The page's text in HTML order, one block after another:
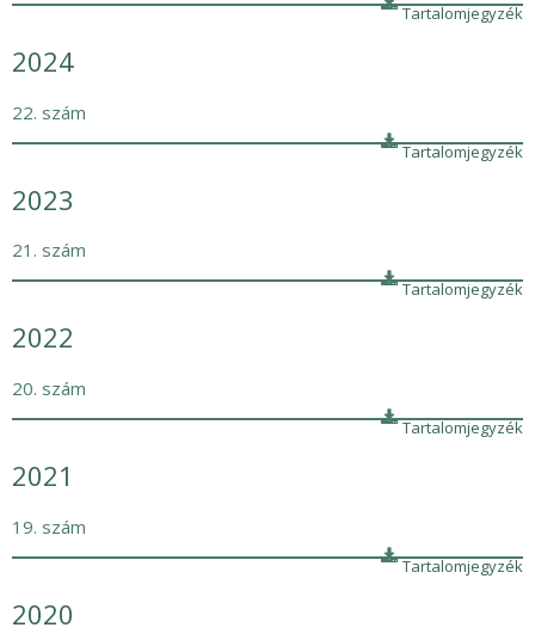
Tartalomjegyzék
2024
22. szám
Tartalomjegyzék
2023
21. szám
Tartalomjegyzék
2022
20. szám
Tartalomjegyzék
2021
19. szám
Tartalomjegyzék
2020